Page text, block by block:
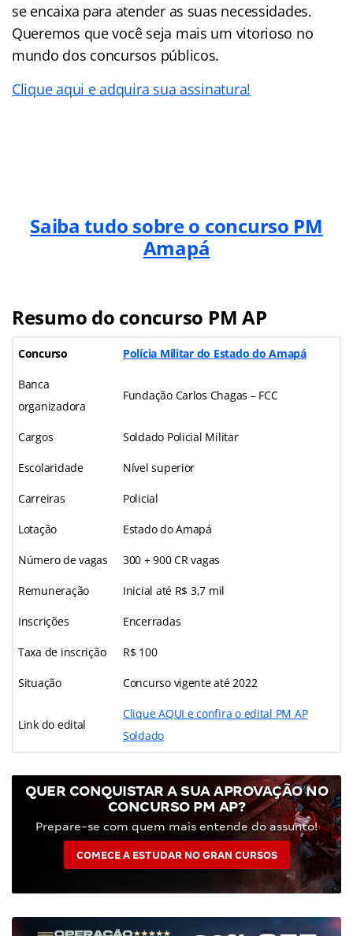
se encaixa para atender as suas necessidades.
Queremos que você seja mais um vitorioso no
mundo dos concursos públicos.
Clique aqui e adquira sua assinatura!
Saiba tudo sobre o concurso PM
Amapá
Resumo do concurso PM AP
Concurso Polícia Militar do Estado do Amapá
Banca
organizadora
Fundação Carlos Chagas – FCC
Cargos Soldado Policial Militar
Escolaridade Nível superior
Carreiras Policial
Lotação Estado do Amapá
Número de vagas 300 + 900 CR vagas
Remuneração Inicial até R$ 3,7 mil
Inscrições Encerradas
Taxa de inscrição R$ 100
Situação Concurso vigente até 2022
Link do edital
Clique AQUI e confira o edital PM AP
Soldado
QUER CONQUISTAR A SUA APROVAÇÃO NO
CONCURSO PM AP?
Prepare-se com quem mais entende do assunto!
COMECE A ESTUDAR NO GRAN CURSOS